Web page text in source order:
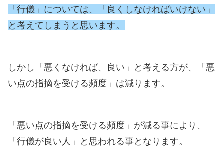
「行儀」については、「良くしなければいけない」
と考えてしまうと思います。
しかし「悪くなければ、良い」と考える方が、「悪
い点の指摘を受ける頻度」は減ります。
「悪い点の指摘を受ける頻度」が減る事により、
「行儀が良い人」と思われる事となります。